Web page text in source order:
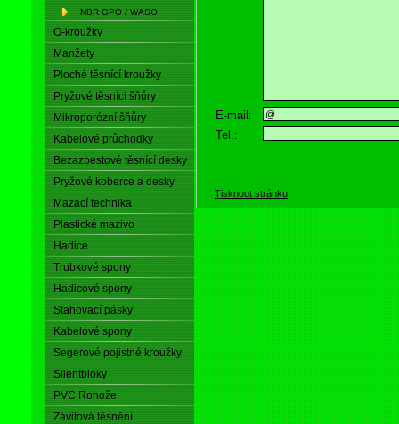
NBR GPO / WASO
O-kroužky
Manžety
Ploché těsnící kroužky
Pryžové těsnící šňůry
Mikroporézní šňůry
Kabelové průchodky
Bezazbestové těsnící desky
Pryžové koberce a desky
Mazací technika
Plastické mazivo
Hadice
Trubkové spony
Hadicové spony
Stahovací pásky
Kabelové spony
Segerové pojistné kroužky
Silentbloky
PVC Rohože
Závitová těsnění
E-mail:
Tel.:
Tisknout stránku